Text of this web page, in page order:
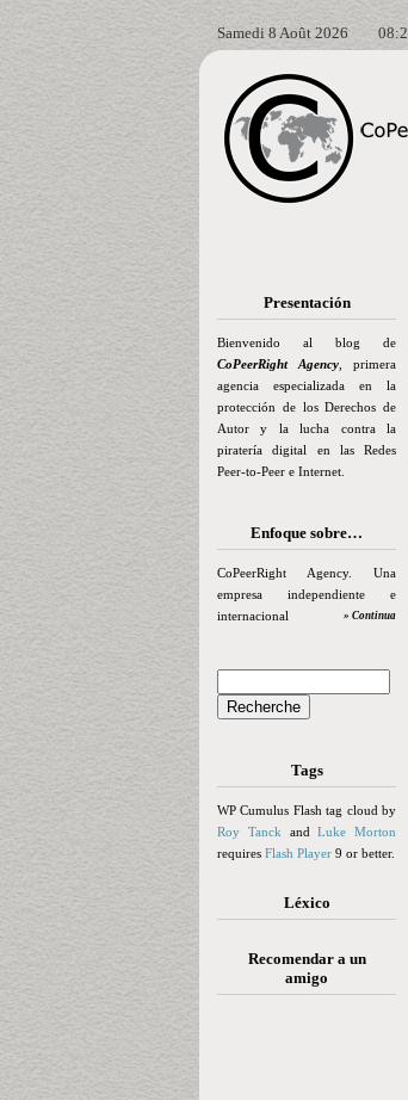
Samedi 8 Août 2026
Presentación
Bienvenido al blog de
CoPeerRight Agency , primera
agencia especializada en la
protección de los Derechos de
Autor y la lucha contra la
piratería digital en las Redes
Peer-to-Peer e Internet.
Enfoque sobre…
CoPeerRight Agency. Una
empresa independiente e
internacional
» Continua
Tags
WP Cumulus Flash tag cloud by
Roy Tanck andLuke Morton
requires Flash Player 9 or better.
Léxico
Recomendar a un
amigo